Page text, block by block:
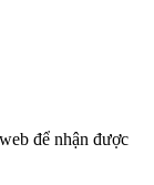
để nhận được